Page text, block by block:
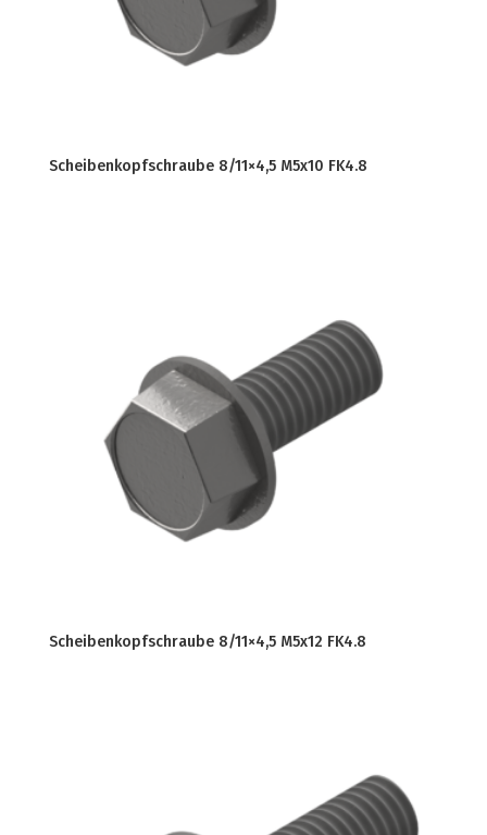
Scheibenkopfschraube 8/11×4,5 M5x10 FK4.8
Scheibenkopfschraube 8/11×4,5 M5x12 FK4.8